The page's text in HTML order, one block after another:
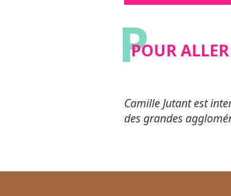
P
POUR
Camille Jutant est
des grandes